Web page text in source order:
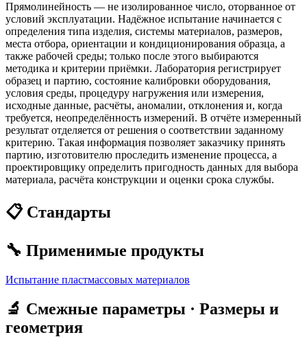
Прямолинейность — не изолированное число, оторванное от
условий эксплуатации. Надёжное испытание начинается с
определения типа изделия, системы материалов, размеров,
места отбора, ориентации и кондиционирования образца, а
также рабочей среды; только после этого выбираются
методика и критерии приёмки. Лаборатория регистрирует
образец и партию, состояние калибровки оборудования,
условия среды, процедуру нагружения или измерения,
исходные данные, расчёты, аномалии, отклонения и, когда
требуется, неопределённость измерений. В отчёте измеренный
результат отделяется от решения о соответствии заданному
критерию. Такая информация позволяет заказчику принять
партию, изготовителю проследить изменение процесса, а
проектировщику определить пригодность данных для выбора
материала, расчёта конструкции и оценки срока службы.
📋 Стандарты
🔧 Применимые продукты
Испытание пластмассовых материалов
🔬 Смежные параметры · Размеры и
геометрия